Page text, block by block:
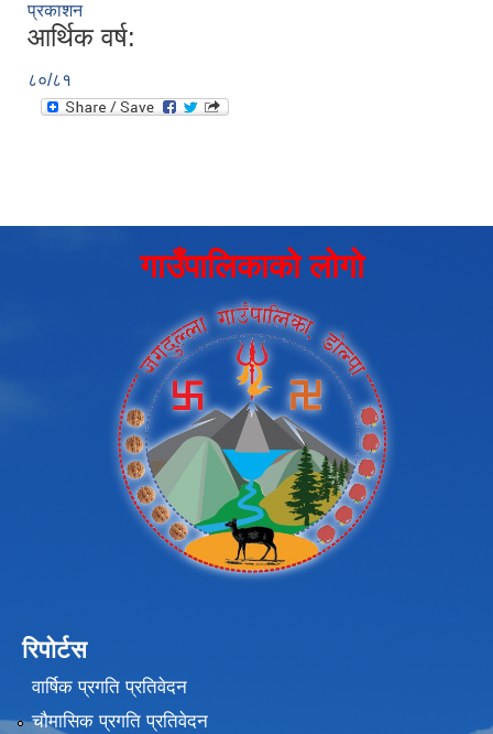
प्रकाशन
आर्थिक वर्ष:
८०/८१
गाउँपालिकाको लोगो
रिपोर्टस
वार्षिक प्रगति प्रतिवेदन
चौमासिक प्रगति प्रतिवेदन